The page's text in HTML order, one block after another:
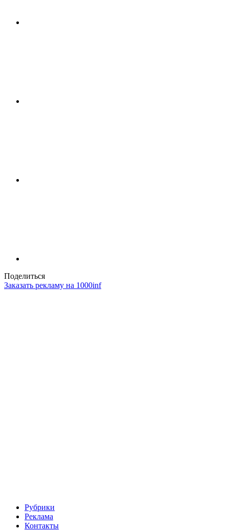
Поделиться
Заказать рекламу на 1000inf
Рубрики
Реклама
Контакты